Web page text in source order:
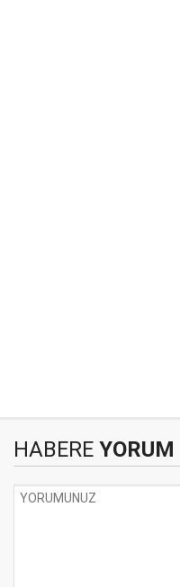
HABERE